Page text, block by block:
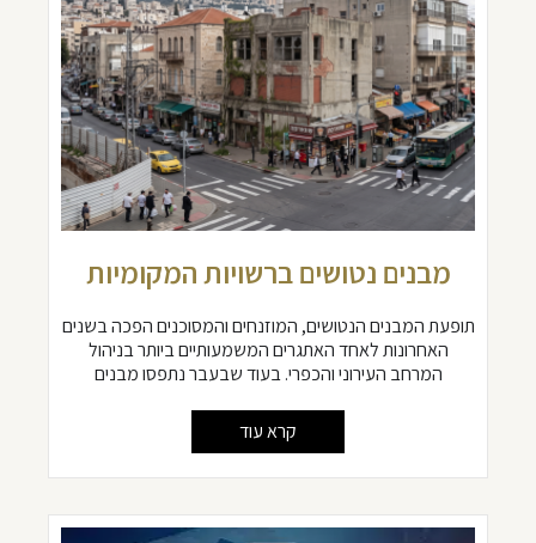
מבנים נטושים ברשויות המקומיות
תופעת המבנים הנטושים, המוזנחים והמסוכנים הפכה בשנים
האחרונות לאחד האתגרים המשמעותיים ביותר בניהול
המרחב העירוני והכפרי. בעוד שבעבר נתפסו מבנים
קרא עוד